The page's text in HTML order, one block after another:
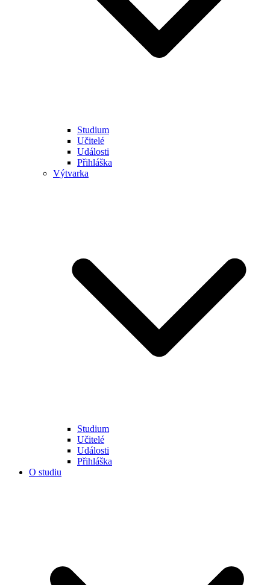
Studium
Učitelé
Události
Přihláška
Výtvarka
Studium
Učitelé
Události
Přihláška
O studiu